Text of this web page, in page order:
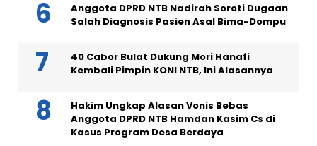
Anggota DPRD NTB Nadirah Soroti Dugaan
Salah Diagnosis Pasien Asal Bima-Dompu
40 Cabor Bulat Dukung Mori Hanafi
Kembali Pimpin KONI NTB, Ini Alasannya
Hakim Ungkap Alasan Vonis Bebas
Anggota DPRD NTB Hamdan Kasim Cs di
Kasus Program Desa Berdaya